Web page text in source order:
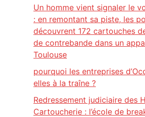
Un homme vient signaler le
: en remontant sa piste, les
découvrent 172 cartouches
de contrebande dans un
Toulouse
pourquoi les entreprises
elles à la traîne ?
Redressement judiciaire des
Cartoucherie : l’école de